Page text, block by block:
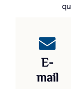
E-
mail